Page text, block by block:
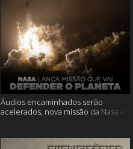
Áudios encaminhados serão
acelerados, nova missão da Nasa e